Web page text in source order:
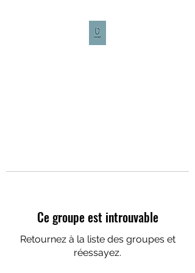
Ce groupe est introuvable
Retournez à la liste des groupes et
réessayez.